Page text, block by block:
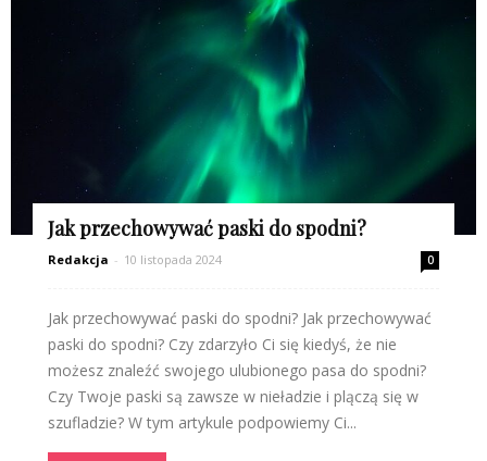
Jak przechowywać paski do spodni?
Redakcja - 10 listopada 2024 0
Jak przechowywać paski do spodni? Jak przechowywać
paski do spodni? Czy zdarzyło Ci się kiedyś, że nie
możesz znaleźć swojego ulubionego pasa do spodni?
Czy Twoje paski są zawsze w nieładzie i plączą się w
szufladzie? W tym artykule podpowiemy Ci...